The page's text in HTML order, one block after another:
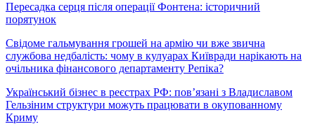
Пересадка серця після операції Фонтена: історичний
порятунок
Свідоме гальмування грошей на армію чи вже звична
службова недбалість: чому в кулуарах Київради нарікають на
очільника фінансового департаменту Репіка?
Український бізнес в реєстрах РФ: пов’язані з Владиславом
Гельзіним структури можуть працювати в окупованному
Криму